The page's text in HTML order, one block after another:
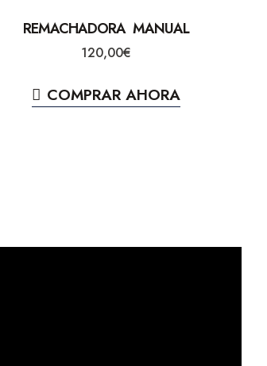
REMACHADORA MANUAL
120,00€
COMPRAR AHORA